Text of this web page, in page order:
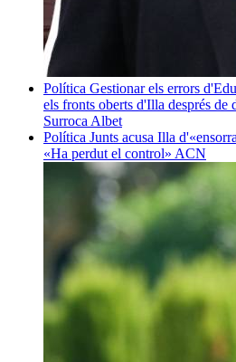
Política Gestionar els errors
els fronts oberts d'Illa després de
Surroca Albet
Política Junts acusa Illa
«Ha perdut el control» ACN